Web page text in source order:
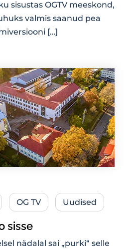
sisustas OGTV meeskond,
valmis saanud pea
[…]
OG TV Uudised
sisse
nädalal sai „purki“ selle